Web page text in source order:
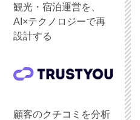
観光・宿泊運営を、
AI×テクノロジーで再
設計する
顧客のクチコミを分析